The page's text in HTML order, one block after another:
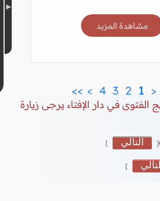
مشاهدة المزيد
<
1
2
>
>>
الفتوى في دار الإفتاء يرجى زيارة
[ التالي ]
]